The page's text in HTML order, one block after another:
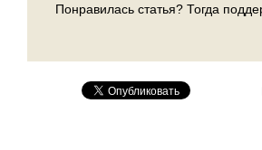
Понравилась статья? Тогда